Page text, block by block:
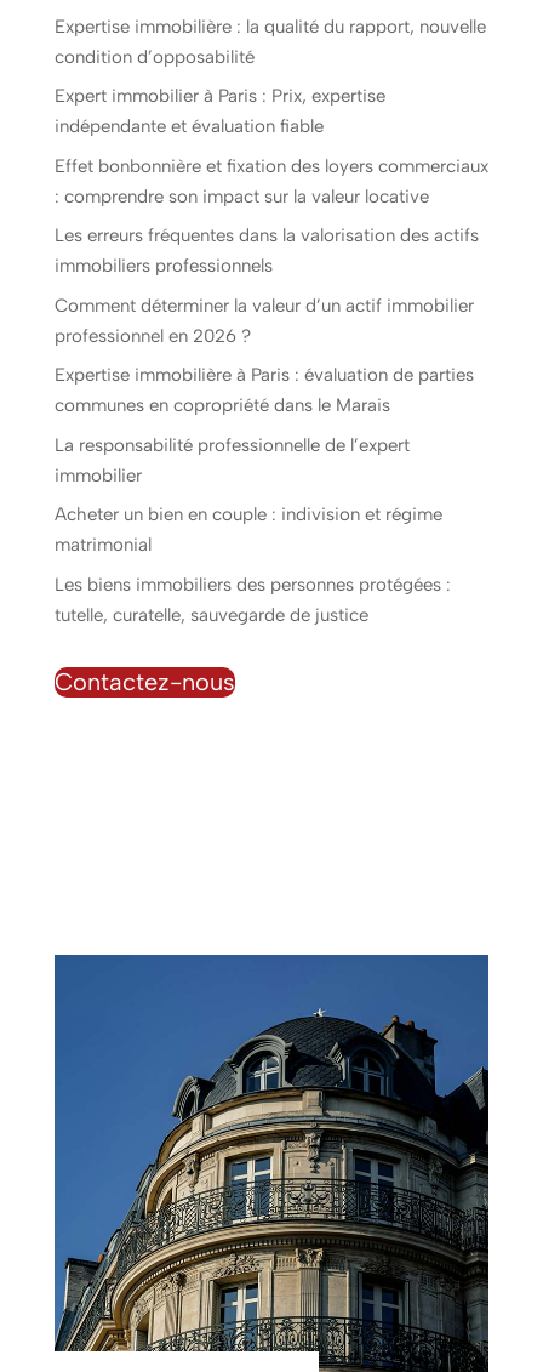
Expertise immobilière : la qualité du rapport, nouvelle
condition d’opposabilité
Expert immobilier à Paris : Prix, expertise
indépendante et évaluation fiable
Effet bonbonnière et fixation des loyers commerciaux
: comprendre son impact sur la valeur locative
Les erreurs fréquentes dans la valorisation des actifs
immobiliers professionnels
Comment déterminer la valeur d’un actif immobilier
professionnel en 2026 ?
Expertise immobilière à Paris : évaluation de parties
communes en copropriété dans le Marais
La responsabilité professionnelle de l’expert
immobilier
Acheter un bien en couple : indivision et régime
matrimonial
Les biens immobiliers des personnes protégées :
tutelle, curatelle, sauvegarde de justice
Contactez-nous